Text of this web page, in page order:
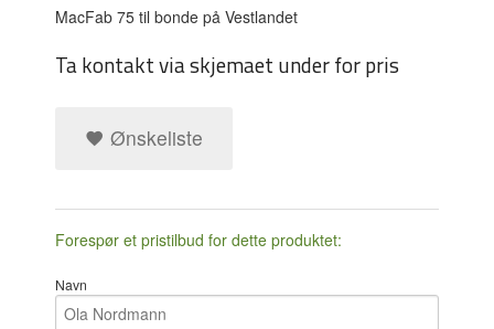
MacFab 75 til bonde på Vestlandet
Ta kontakt via skjemaet under for pris
Ønskeliste
Forespør et pristilbud for dette produktet:
Navn